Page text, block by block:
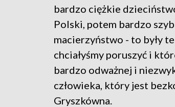
bardzo ciężkie
Polski, potem bardzo
macierzyństwo - to były
chciałyśmy poruszyć i
bardzo odważnej i
człowieka, który jest
Gryszkówna.